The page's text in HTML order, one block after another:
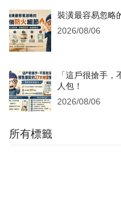
裝潢最容易忽略
2026/08/06
「這戶很搶手
人包！
2026/08/06
所有標籤